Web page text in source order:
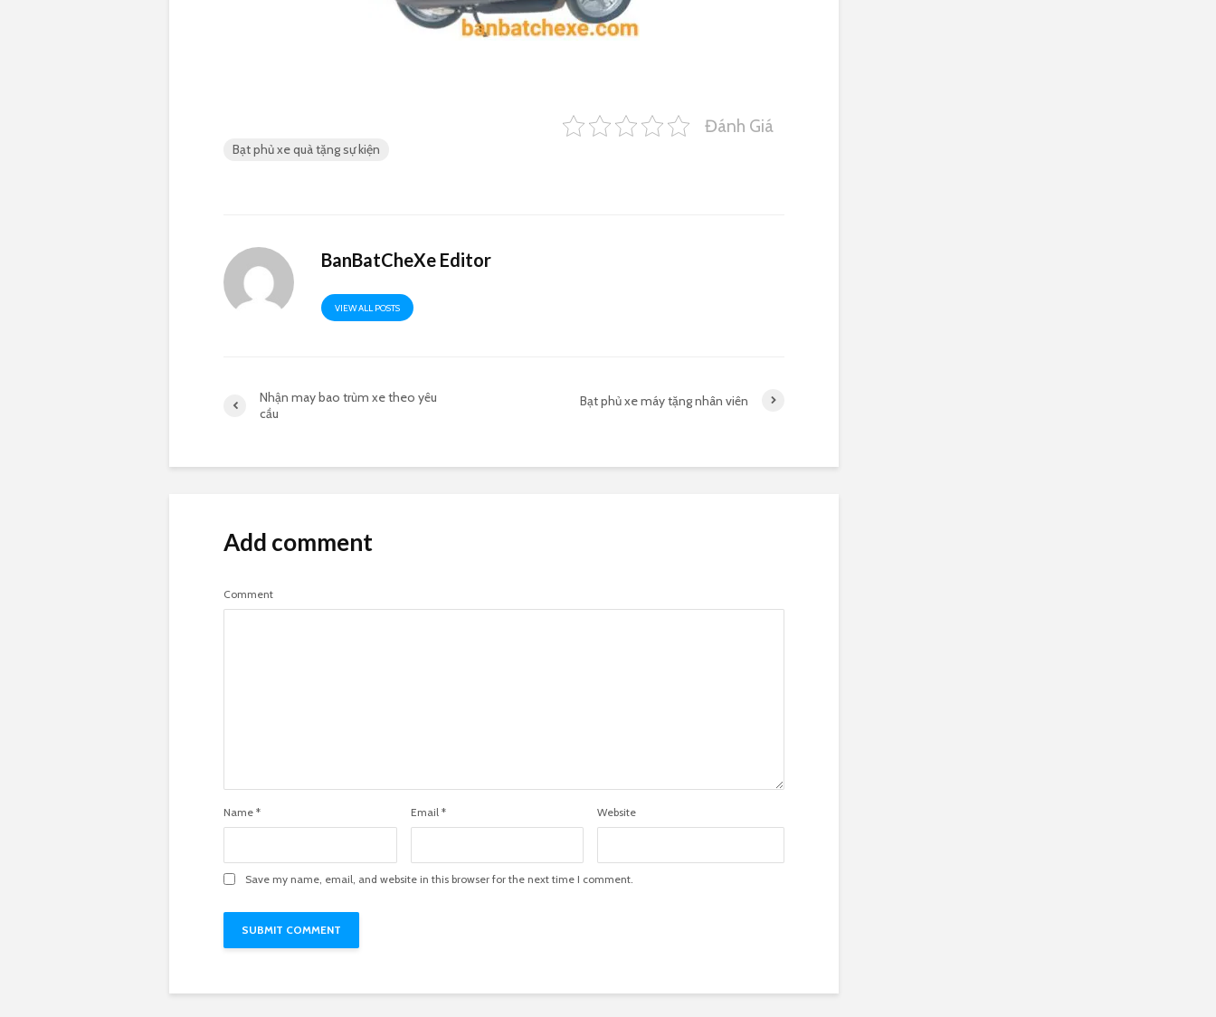
Đánh Giá
Bạt phủ xe quà tặng sự kiện
BanBatCheXe Editor
VIEW ALL POSTS
Nhận may bao trùm xe theo yêu
cầu
Bạt phủ xe máy tặng nhân viên
Add comment
Comment
Name * Email * Website
Save my name, email, and website in this browser for the next time I comment.